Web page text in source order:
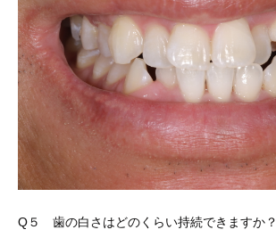
Q５ 歯の白さはどのくらい持続できますか？